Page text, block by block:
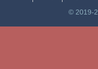
© 2019-